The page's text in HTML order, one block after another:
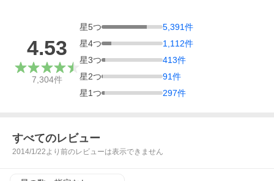
4.53
7,304件
星5つ 5,391件
星4つ 1,112件
星3つ 413件
星2つ 91件
星1つ 297件
すべてのレビュー
2014/1/22より前のレビューは表示できません
星の数